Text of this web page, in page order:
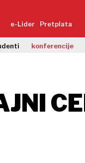
e-Lider Pretplata
konferencije